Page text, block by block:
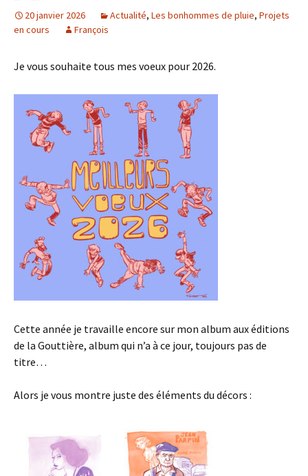
20 janvier 2026 Actualité, Les bonhommes de pluie, Projets
en cours
François
Je vous souhaite tous mes voeux pour 2026.
Cette année je travaille encore sur mon album aux éditions
de la Gouttière, album qui n’a à ce jour, toujours pas de
titre…
Alors je vous montre juste des éléments du décors :